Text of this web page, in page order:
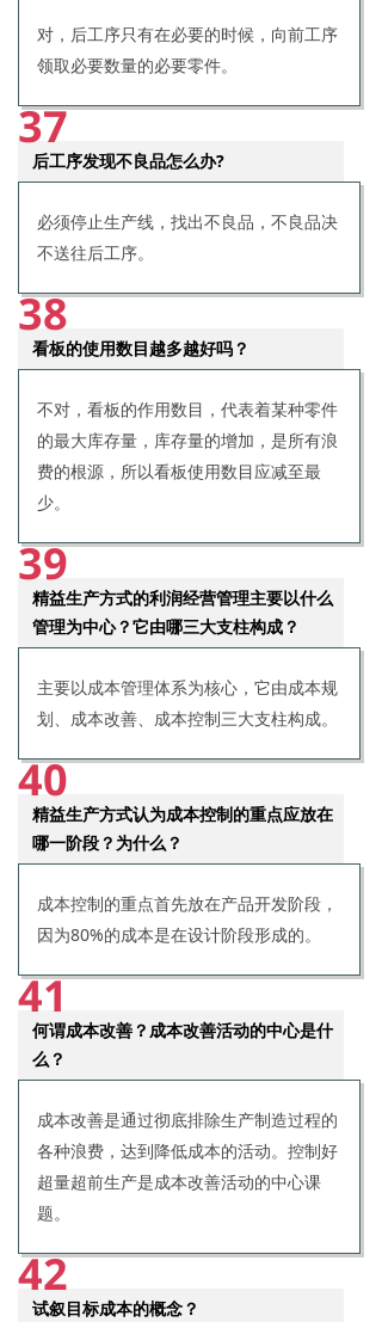
对，后工序只有在必要的时候，向前工序
领取必要数量的必要零件。
37
后工序发现不良品怎么办?
必须停止生产线，找出不良品，不良品决
不送往后工序。
38
看板的使用数目越多越好吗？
不对，看板的作用数目，代表着某种零件
的最大库存量，库存量的增加，是所有浪
费的根源，所以看板使用数目应减至最
少。
39
精益生产方式的利润经营管理主要以什么
管理为中心？它由哪三大支柱构成？
主要以成本管理体系为核心，它由成本规
划、成本改善、成本控制三大支柱构成。
40
精益生产方式认为成本控制的重点应放在
哪一阶段？为什么？
成本控制的重点首先放在产品开发阶段，
因为80%的成本是在设计阶段形成的。
41
何谓成本改善？成本改善活动的中心是什
么？
成本改善是通过彻底排除生产制造过程的
各种浪费，达到降低成本的活动。控制好
超量超前生产是成本改善活动的中心课
题。
42
试叙目标成本的概念？